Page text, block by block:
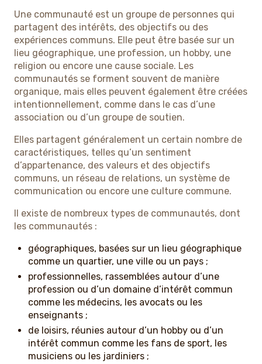
Une communauté est un groupe de personnes qui
partagent des intérêts, des objectifs ou des
expériences communs. Elle peut être basée sur un
lieu géographique, une profession, un hobby, une
religion ou encore une cause sociale. Les
communautés se forment souvent de manière
organique, mais elles peuvent également être créées
intentionnellement, comme dans le cas d’une
association ou d’un groupe de soutien.
Elles partagent généralement un certain nombre de
caractéristiques, telles qu’un sentiment
d’appartenance, des valeurs et des objectifs
communs, un réseau de relations, un système de
communication ou encore une culture commune.
Il existe de nombreux types de communautés, dont
les communautés :
géographiques, basées sur un lieu géographique
comme un quartier, une ville ou un pays ;
professionnelles, rassemblées autour d’une
profession ou d’un domaine d’intérêt commun
comme les médecins, les avocats ou les
enseignants ;
de loisirs, réunies autour d’un hobby ou d’un
intérêt commun comme les fans de sport, les
musiciens ou les jardiniers ;